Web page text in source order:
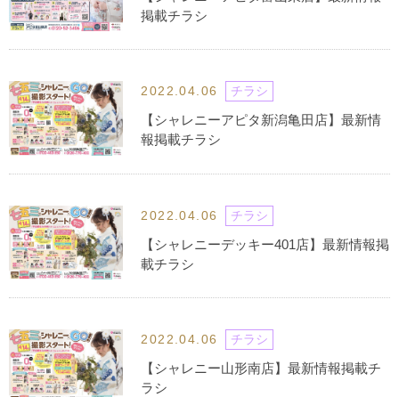
掲載チラシ
2022.04.06 チラシ
【シャレニーアピタ新潟亀田店】最新情
報掲載チラシ
2022.04.06 チラシ
【シャレニーデッキー401店】最新情報掲
載チラシ
2022.04.06 チラシ
【シャレニー山形南店】最新情報掲載チ
ラシ